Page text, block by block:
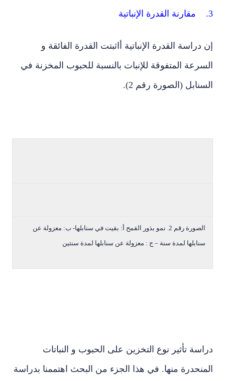
القدرة الإنباتية أاثبتت القدرة الفائقة و
المتفوقة للإنبات بالنسبة للحبوب المخزنة في
(الصورة رقم 2).
الصورة رقم 2. نمو بذور القمح أ: بقيت في سنابلها- ب: معزولة عن
سنابلها لمدة سنة – ج : معزولة عن سنابلها لمدة سنتين
تأثير نوع التخزين على الحبوب و النباتات
منها. في هذا الجزء من البحث اهتممنا بدراسة